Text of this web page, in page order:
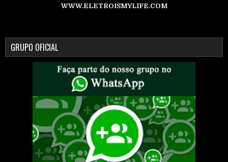
WWW.ELETROISMYLIFE.COM
GRUPO OFICIAL